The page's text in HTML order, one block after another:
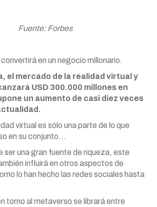
Fuente: Forbes
en un negocio millonario.
el mercado de la realidad virtual y
USD 300.000 millones en
un aumento de casi diez veces
virtual es sólo una parte de lo que
en su conjunto…
ser una gran fuente de riqueza, este
influirá en otros aspectos de
lo han hecho las redes sociales hasta
torno al metaverso se librará entre